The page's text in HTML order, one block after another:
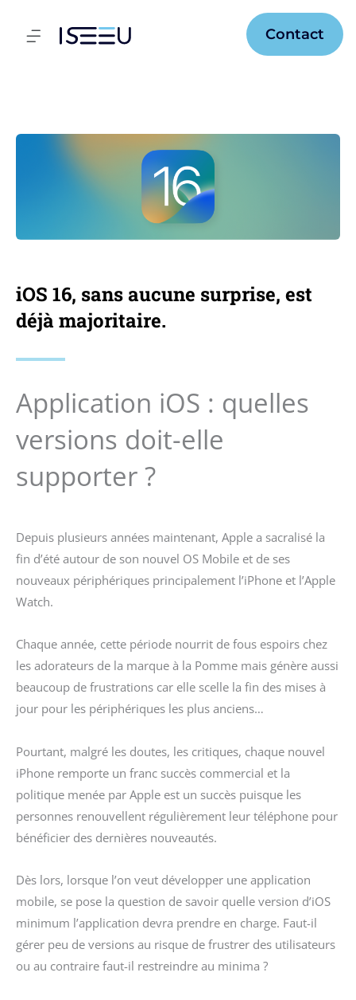
Flyout
Contact
iOS 16, sans aucune surprise, est
déjà majoritaire.
Application iOS : quelles
versions doit-elle
supporter ?
Depuis plusieurs années maintenant, Apple a sacralisé la
fin d’été autour de son nouvel OS Mobile et de ses
nouveaux périphériques principalement l’iPhone et l’Apple
Watch.
Chaque année, cette période nourrit de fous espoirs chez
les adorateurs de la marque à la Pomme mais génère aussi
beaucoup de frustrations car elle scelle la fin des mises à
jour pour les périphériques les plus anciens…
Pourtant, malgré les doutes, les critiques, chaque nouvel
iPhone remporte un franc succès commercial et la
politique menée par Apple est un succès puisque les
personnes renouvellent régulièrement leur téléphone pour
bénéficier des dernières nouveautés.
Dès lors, lorsque l’on veut développer une application
mobile, se pose la question de savoir quelle version d’iOS
minimum l’application devra prendre en charge. Faut-il
gérer peu de versions au risque de frustrer des utilisateurs
ou au contraire faut-il restreindre au minima ?